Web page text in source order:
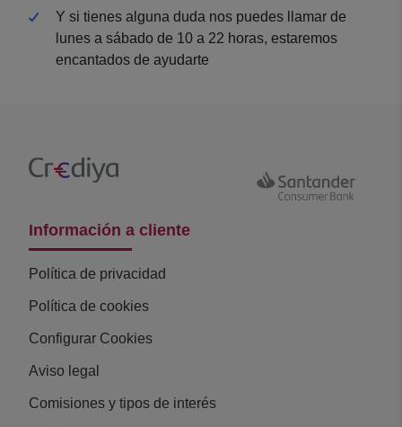
Y si tienes alguna duda nos puedes llamar de
lunes a sábado de 10 a 22 horas, estaremos
encantados de ayudarte
Información a cliente
Política de privacidad
Política de cookies
Configurar Cookies
Aviso legal
Comisiones y tipos de interés